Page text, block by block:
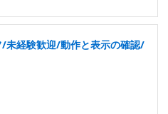
未経験歓迎/動作と表示の確認/